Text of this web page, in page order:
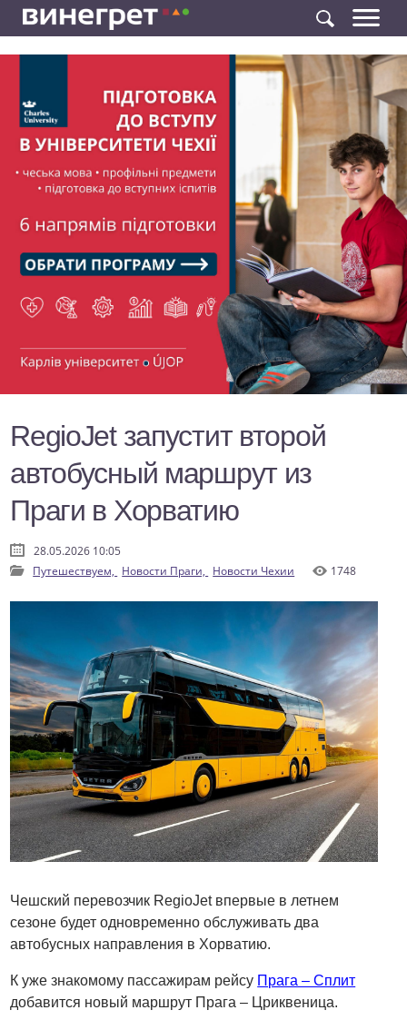
RegioJet запустит второй
автобусный маршрут из
Праги в Хорватию
28.05.2026 10:05
Путешествуем, Новости Праги, Новости Чехии 1748
Чешский перевозчик RegioJet впервые в летнем
сезоне будет одновременно обслуживать два
автобусных направления в Хорватию.
К уже знакомому пассажирам рейсу Прага – Сплит
добавится новый маршрут Прага – Цриквеница.